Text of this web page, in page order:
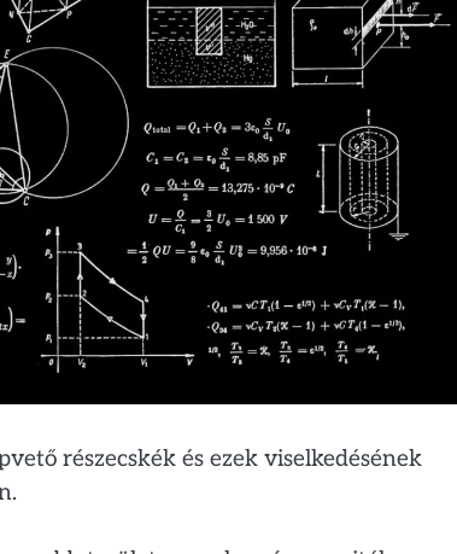
részecskék és ezek viselkedésének